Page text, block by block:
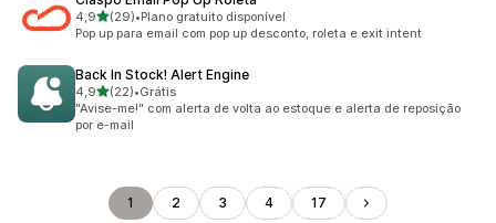
4,9de 5 estrelas
(29)
29 avaliações ao todo
•Plano gratuito disponível
Pop up para email com pop up desconto, roleta e exit intent
Back In Stock! Alert Engine
4,9de 5 estrelas
(22)
22 avaliações ao todo
•Grátis
"Avise-me!" com alerta de volta ao estoque e alerta de reposição
por e-mail
1 2 3 4 17